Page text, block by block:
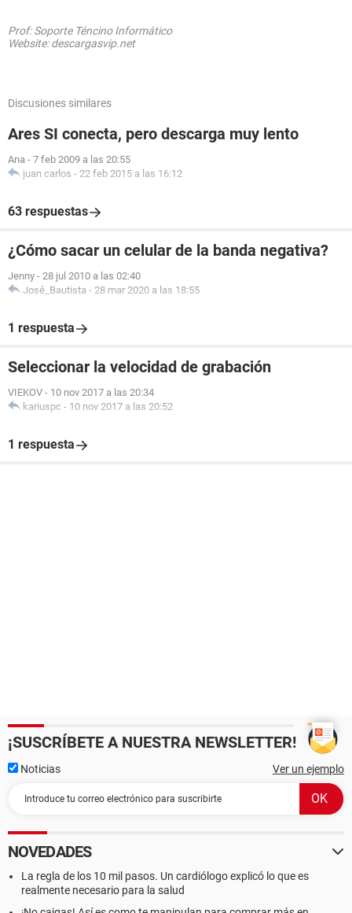
Prof: Soporte Téncino Informático
Website: descargasvip.net
Discusiones similares
Ares SI conecta, pero descarga muy lento
Ana - 7 feb 2009 a las 20:55
juan carlos - 22 feb 2015 a las 16:12
63 respuestas
¿Cómo sacar un celular de la banda negativa?
Jenny - 28 jul 2010 a las 02:40
José_Bautista - 28 mar 2020 a las 18:55
1 respuesta
Seleccionar la velocidad de grabación
VIEKOV - 10 nov 2017 a las 20:34
kariuspc - 10 nov 2017 a las 20:52
1 respuesta
¡SUSCRÍBETE A NUESTRA NEWSLETTER!
Noticias Ver un ejemplo
NOVEDADES
La regla de los 10 mil pasos. Un cardiólogo explicó lo que es
realmente necesario para la salud